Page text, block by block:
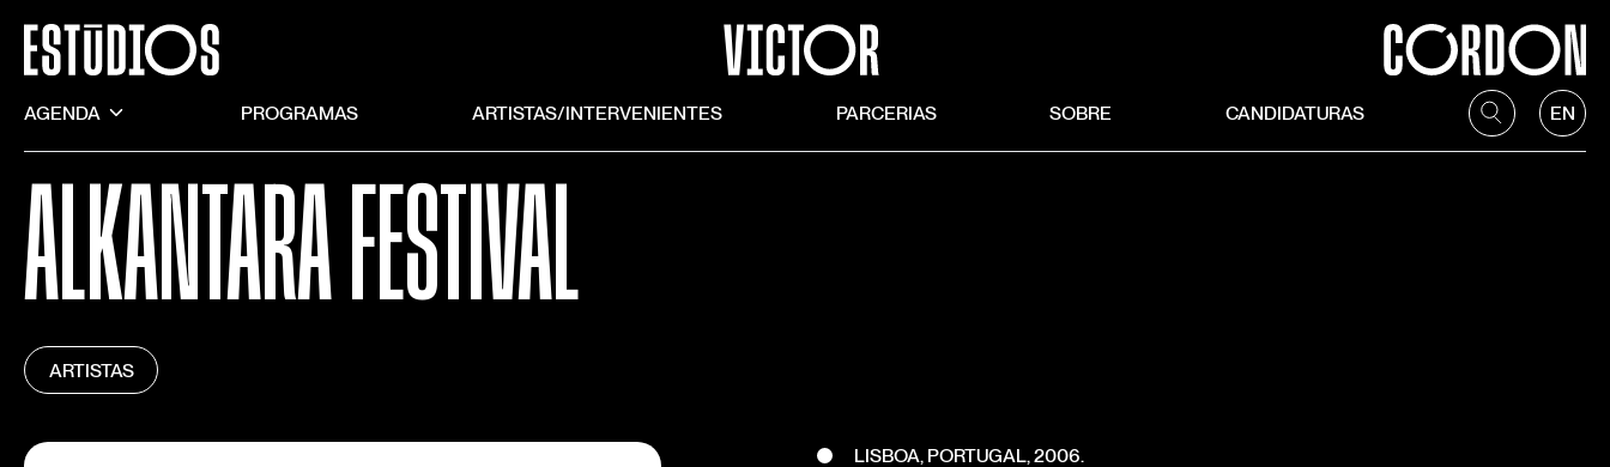
AGENDA PROGRAMAS ARTISTAS/INTERVENIENTES PARCERIAS SOBRE CANDIDATURAS EN
ALKANTARA FESTIVAL
ARTISTAS
LISBOA, PORTUGAL, 2006.